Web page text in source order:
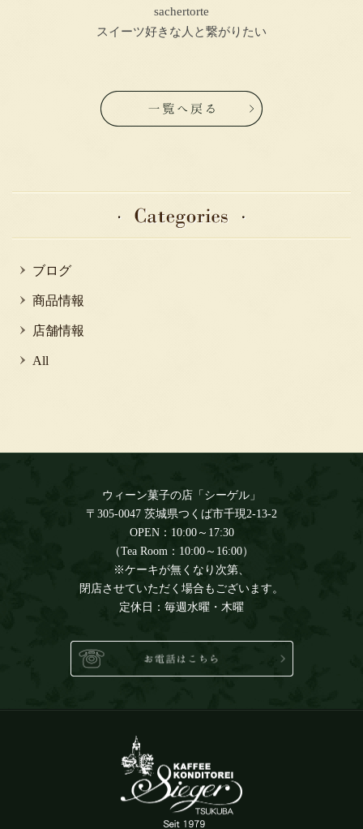
sachertorte
スイーツ好きな人と繋がりたい
ブログ
商品情報
店舗情報
All
ウィーン菓子の店「シーゲル」
〒305-0047 茨城県つくば市千現2-13-2
OPEN：10:00～17:30
（Tea Room：10:00～16:00）
※ケーキが無くなり次第、
閉店させていただく場合もございます。
定休日：毎週水曜・木曜